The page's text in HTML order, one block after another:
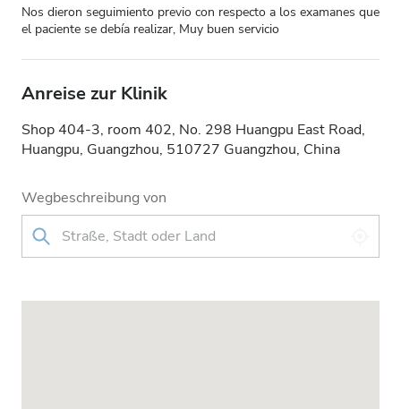
Nos dieron seguimiento previo con respecto a los examanes que
el paciente se debía realizar, Muy buen servicio
Anreise zur Klinik
Shop 404-3, room 402, No. 298 Huangpu East Road,
Huangpu, Guangzhou, 510727 Guangzhou, China
Wegbeschreibung von